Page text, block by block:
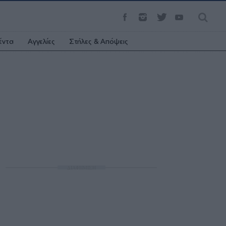
Αγγελίες Στήλες & Απόψεις